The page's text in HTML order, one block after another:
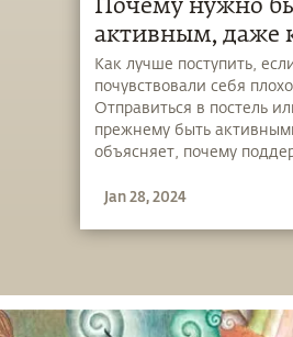
Почему нужно
активным, даже
вам плохо?
Как лучше поступить,
почувствовали себя
Отправиться в постель
прежнему быть
объясняет, почему
здоровья.
Jan 28, 2024